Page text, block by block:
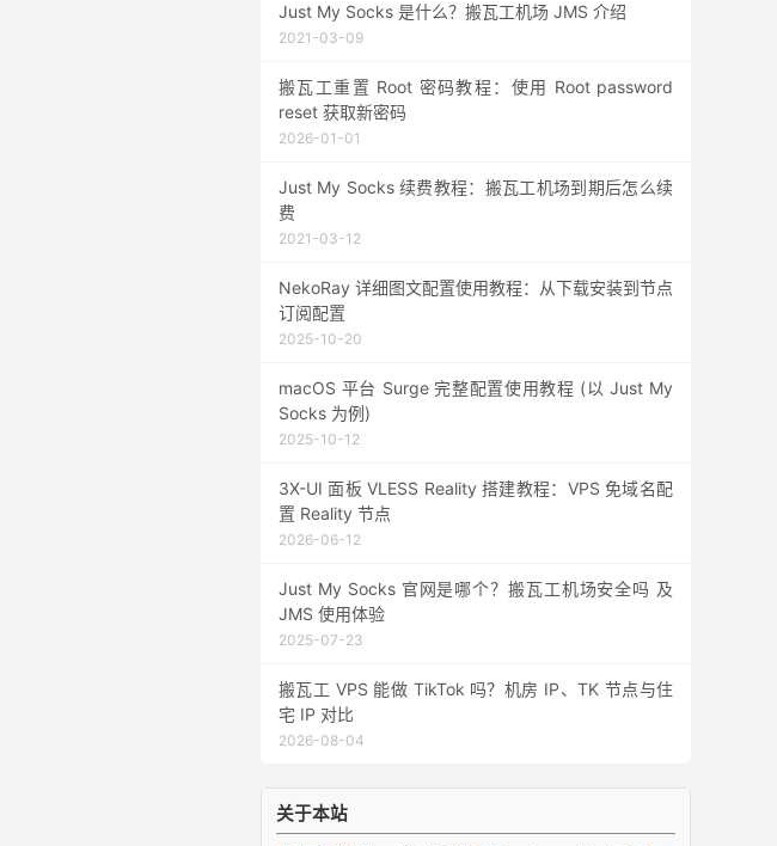
Just My Socks 是什么？搬瓦工机场 JMS 介绍
2021-03-09
搬瓦工重置 Root 密码教程：使用 Root password
reset 获取新密码
2026-01-01
Just My Socks 续费教程：搬瓦工机场到期后怎么续
费
2021-03-12
NekoRay 详细图文配置使用教程：从下载安装到节点
订阅配置
2025-10-20
macOS 平台 Surge 完整配置使用教程 (以 Just My
Socks 为例)
2025-10-12
3X-UI 面板 VLESS Reality 搭建教程：VPS 免域名配
置 Reality 节点
2026-06-12
Just My Socks 官网是哪个？搬瓦工机场安全吗 及
JMS 使用体验
2025-07-23
搬瓦工 VPS 能做 TikTok 吗？机房 IP、TK 节点与住
宅 IP 对比
2026-08-04
关于本站